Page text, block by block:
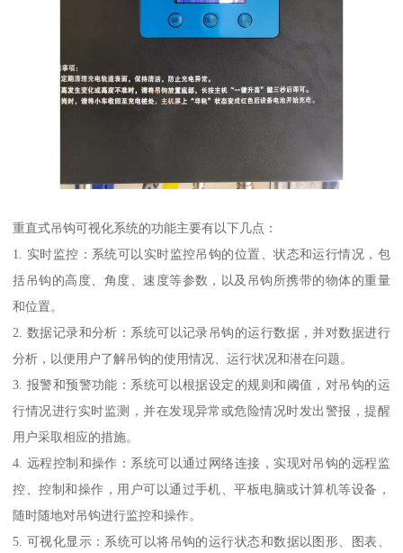
重直式吊钩可视化系统的功能主要有以下几点：
1. 实时监控：系统可以实时监控吊钩的位置、状态和运行情况，包
括吊钩的高度、角度、速度等参数，以及吊钩所携带的物体的重量
和位置。
2. 数据记录和分析：系统可以记录吊钩的运行数据，并对数据进行
分析，以便用户了解吊钩的使用情况、运行状况和潜在问题。
3. 报警和预警功能：系统可以根据设定的规则和阈值，对吊钩的运
行情况进行实时监测，并在发现异常或危险情况时发出警报，提醒
用户采取相应的措施。
4. 远程控制和操作：系统可以通过网络连接，实现对吊钩的远程监
控、控制和操作，用户可以通过手机、平板电脑或计算机等设备，
随时随地对吊钩进行监控和操作。
5. 可视化显示：系统可以将吊钩的运行状态和数据以图形、图表、